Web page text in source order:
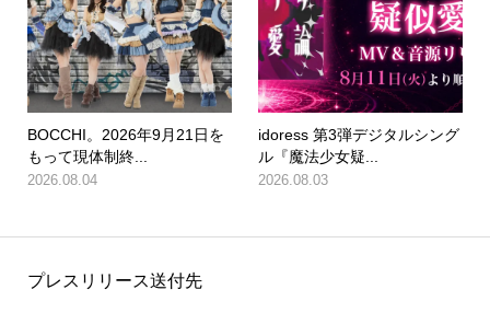
BOCCHI。2026年9月21日を
もって現体制終...
2026.08.04
idoress 第3弾デジタルシング
ル『魔法少女疑...
2026.08.03
プレスリリース送付先